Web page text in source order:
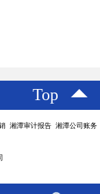
Top
湘潭审计报告 湘潭公司账务